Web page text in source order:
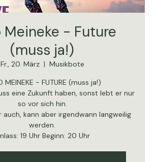
Meineke - Future
(muss ja!)
Fr., 20. März
  |
Musikbote
MEINEKE - FUTURE (muss ja!)
eine Zukunft haben, sonst lebt er nur
so vor sich hin.
auch, kann aber irgendwann langweilig
werden.
19 Uhr Beginn: 20 Uhr